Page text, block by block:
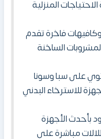
المنزلية
فاخرة تقدم
الساخنة
على سبا وسونا
للاسترخاء البدني
بأحدث الأجهزة
مباشرة على